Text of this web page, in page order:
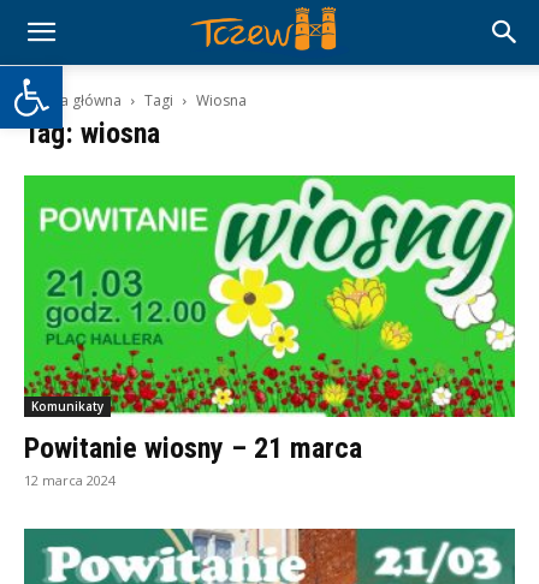
Otwórz pasek narzędzi
Strona główna Tagi Wiosna
Tag: wiosna
Komunikaty
Powitanie wiosny – 21 marca
12 marca 2024